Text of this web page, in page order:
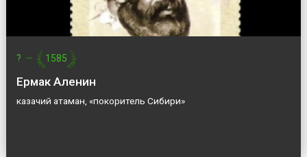
? — 1585
Ермак Аленин
казачий атаман, «покоритель Сибири»